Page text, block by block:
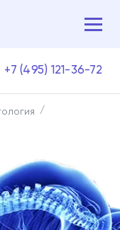
+7 (495) 121-36-72